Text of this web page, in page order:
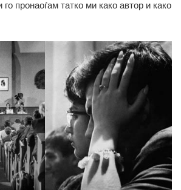
го пронаоѓам татко ми како автор и како